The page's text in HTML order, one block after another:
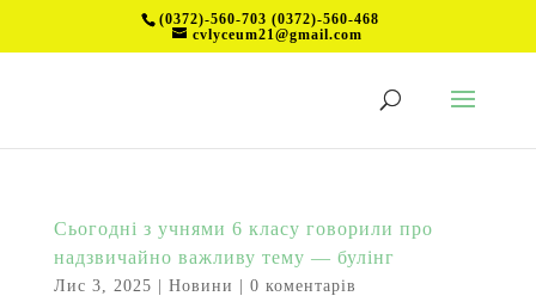
(0372)-560-703 (0372)-560-468
cvlyceum21@gmail.com
Сьогодні з учнями 6 класу говорили про
надзвичайно важливу тему — булінг
Лис 3, 2025 Новини 0 коментарів